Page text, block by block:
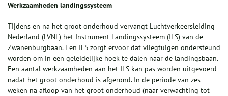
Werkzaamheden landingssysteem
Tijdens en na het groot onderhoud vervangt Luchtverkeersleiding
Nederland (LVNL) het Instrument Landingssysteem (ILS) van de
Zwanenburgbaan. Een ILS zorgt ervoor dat vliegtuigen ondersteund
worden om in een geleidelijke hoek te dalen naar de landingsbaan.
Een aantal werkzaamheden aan het ILS kan pas worden uitgevoerd
nadat het groot onderhoud is afgerond. In de periode van zes
weken na afloop van het groot onderhoud (naar verwachting tot